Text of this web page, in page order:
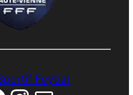
Feytiat